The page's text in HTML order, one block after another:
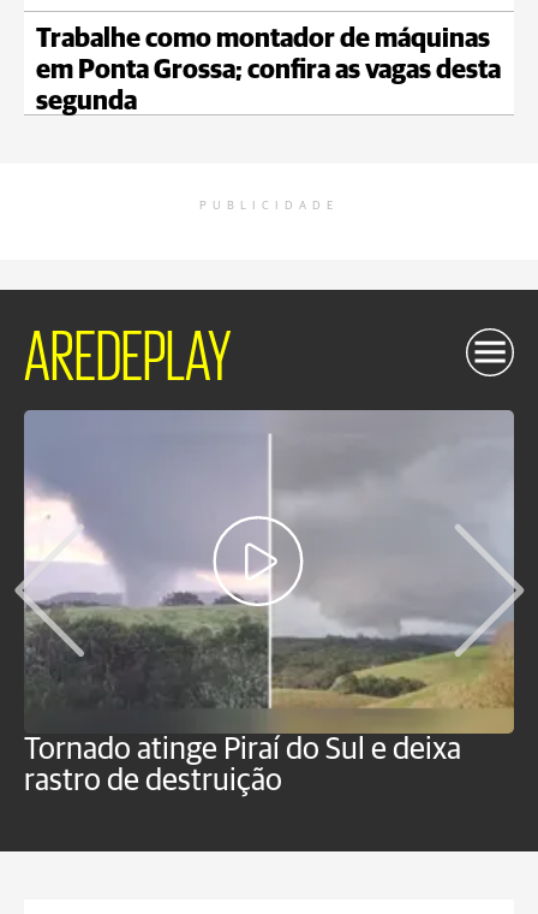
Trabalhe como montador de máquinas
em Ponta Grossa; confira as vagas desta
segunda
PUBLICIDADE
AREDEPLAY
Tornado atinge Piraí do Sul e deixa
rastro de destruição